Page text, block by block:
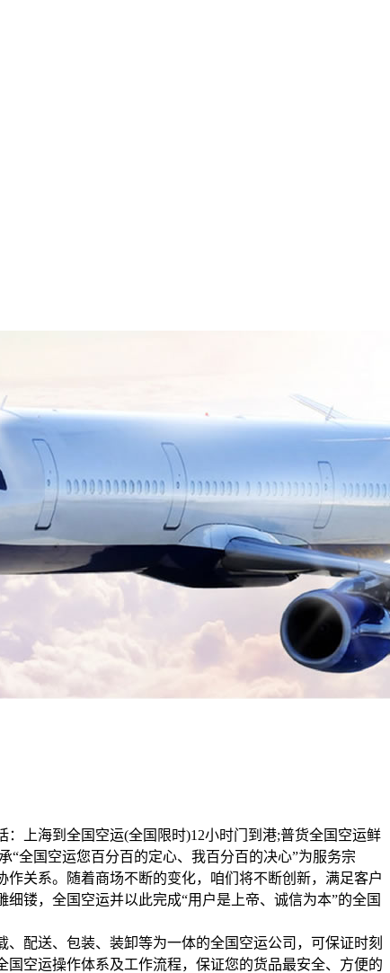
上海到全国空运(全国限时)12小时门到港;普货全国空运鲜
全国空运您百分百的定心、我百分百的决心”为服务宗
关系。随着商场不断的变化，咱们将不断创新，满足客户
镂，全国空运并以此完成“用户是上帝、诚信为本”的全国
配送、包装、装卸等为一体的全国空运公司，可保证时刻
空运操作体系及工作流程，保证您的货品最安全、方便的